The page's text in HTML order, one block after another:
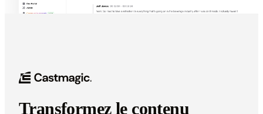
Transformez le contenu